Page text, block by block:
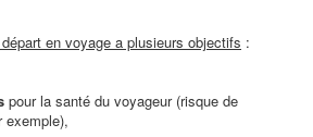
en voyage a plusieurs objectifs :
pour la santé du voyageur (risque de
exemple),